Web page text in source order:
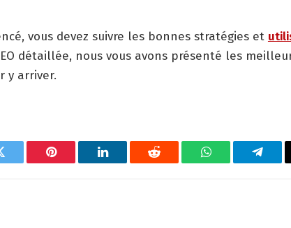
vous devez suivre les bonnes stratégies et
détaillée, nous vous avons présenté les
y arriver.
Pinterest LinkedIn Reddit WhatsApp